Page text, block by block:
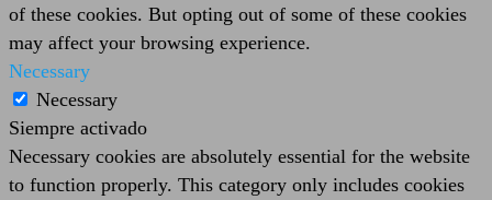
of these cookies. But opting out of some of these cookies
may affect your browsing experience.
Necessary
Necessary
Siempre activado
Necessary cookies are absolutely essential for the website
to function properly. This category only includes cookies